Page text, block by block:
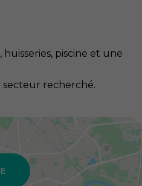
piscine et une
recherché.